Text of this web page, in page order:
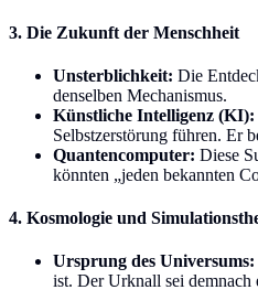
3. Die Zukunft der Menschheit
Unsterblichkeit: Die
denselben Mechanismus.
Künstliche Intelligenz (KI):
Selbstzerstörung führen. Er
Quantencomputer: Diese
könnten „jeden bekannten
4. Kosmologie und
Ursprung des Universums:
ist. Der Urknall sei demnach